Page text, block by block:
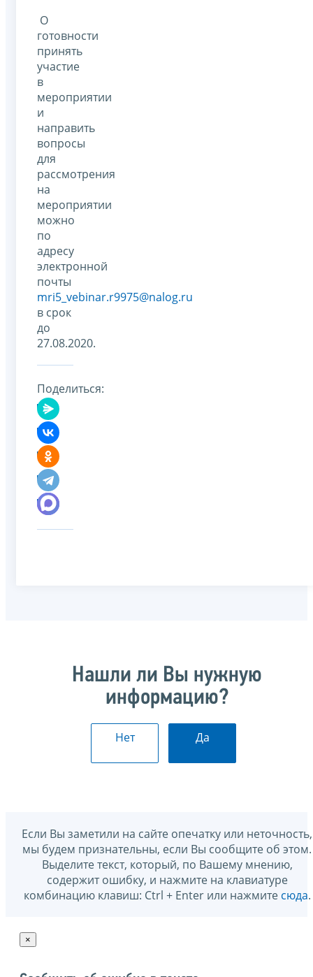
О
готовности
принять
участие
в
мероприятии
и
направить
вопросы
для
рассмотрения
на
мероприятии
можно
по
адресу
электронной
почты
mri5_vebinar.r9975@nalog.ru
в срок
до
27.08.2020.
Поделиться:
Нашли ли Вы нужную
информацию?
Нет Да
Если Вы заметили на сайте опечатку или неточность,
мы будем признательны, если Вы сообщите об этом.
Выделите текст, который, по Вашему мнению,
содержит ошибку, и нажмите на клавиатуре
комбинацию клавиш: Ctrl + Enter или нажмите сюда.
×